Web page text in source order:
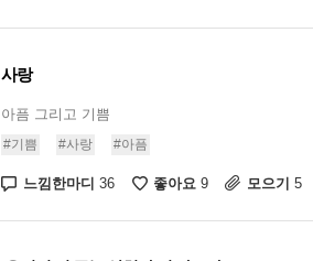
사랑
아픔 그리고 기쁨
#기쁨 #사랑 #아픔
느낌한마디 36 좋아요 9 모으기 5